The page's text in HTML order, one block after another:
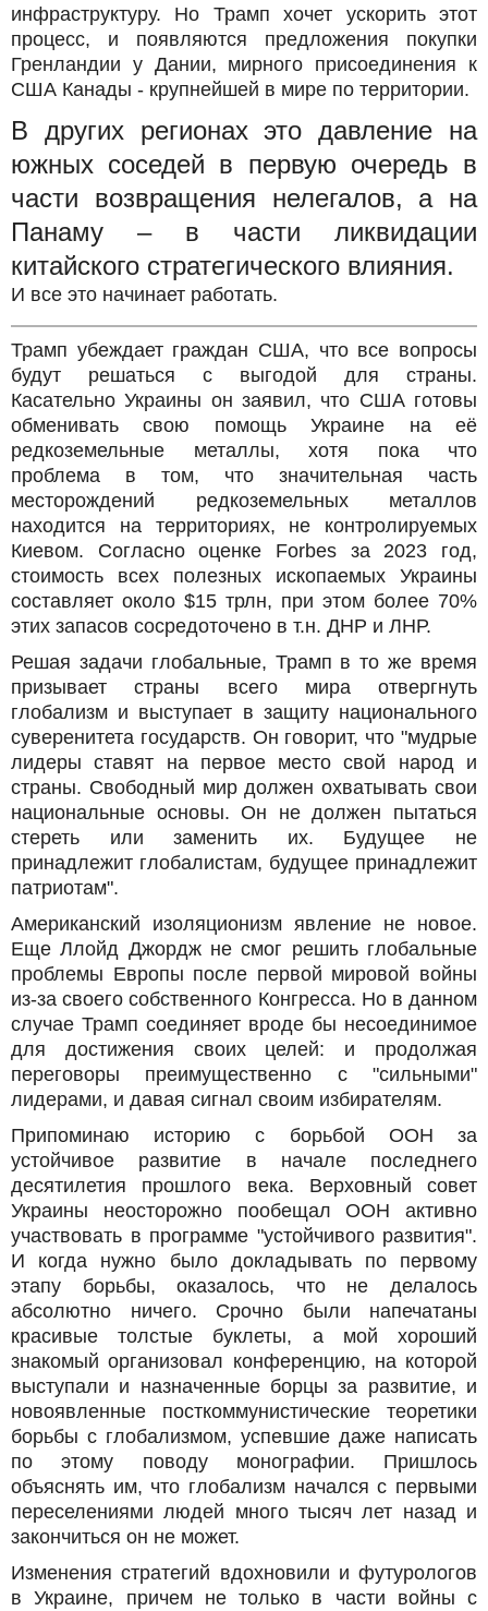
инфраструктуру. Но Трамп хочет ускорить этот
процесс, и появляются предложения покупки
Гренландии у Дании, мирного присоединения к
США Канады - крупнейшей в мире по территории.
В других регионах это давление на
южных соседей в первую очередь в
части возвращения нелегалов, а на
Панаму – в части ликвидации
китайского стратегического влияния.
И все это начинает работать.
Трамп убеждает граждан США, что все вопросы
будут решаться с выгодой для страны.
Касательно Украины он заявил, что США готовы
обменивать свою помощь Украине на её
редкоземельные металлы, хотя пока что
проблема в том, что значительная часть
месторождений редкоземельных металлов
находится на территориях, не контролируемых
Киевом. Согласно оценке Forbes за 2023 год,
стоимость всех полезных ископаемых Украины
составляет около $15 трлн, при этом более 70%
этих запасов сосредоточено в т.н. ДНР и ЛНР.
Решая задачи глобальные, Трамп в то же время
призывает страны всего мира отвергнуть
глобализм и выступает в защиту национального
суверенитета государств. Он говорит, что "мудрые
лидеры ставят на первое место свой народ и
страны. Свободный мир должен охватывать свои
национальные основы. Он не должен пытаться
стереть или заменить их. Будущее не
принадлежит глобалистам, будущее принадлежит
патриотам".
Американский изоляционизм явление не новое.
Еще Ллойд Джордж не смог решить глобальные
проблемы Европы после первой мировой войны
из-за своего собственного Конгресса. Но в данном
случае Трамп соединяет вроде бы несоединимое
для достижения своих целей: и продолжая
переговоры преимущественно с "сильными"
лидерами, и давая сигнал своим избирателям.
Припоминаю историю с борьбой ООН за
устойчивое развитие в начале последнего
десятилетия прошлого века. Верховный совет
Украины неосторожно пообещал ООН активно
участвовать в программе "устойчивого развития".
И когда нужно было докладывать по первому
этапу борьбы, оказалось, что не делалось
абсолютно ничего. Срочно были напечатаны
красивые толстые буклеты, а мой хороший
знакомый организовал конференцию, на которой
выступали и назначенные борцы за развитие, и
новоявленные посткоммунистические теоретики
борьбы с глобализмом, успевшие даже написать
по этому поводу монографии. Пришлось
объяснять им, что глобализм начался с первыми
переселениями людей много тысяч лет назад и
закончиться он не может.
Изменения стратегий вдохновили и футурологов
в Украине, причем не только в части войны с